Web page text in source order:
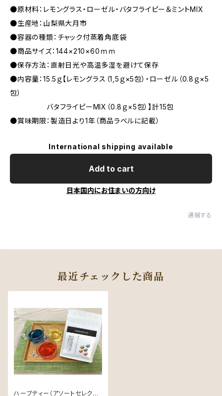
●原材料：レモングラス・ローゼル・バタフライピー＆ミントMIX
●生産地：山梨県大月市
●容器の種類：チャック付蒸着角底袋
●商品サイズ：144×210×60ｍｍ
●保存方法：直射日光や高温多湿を避けて保存
●内容量：15.5ｇ【レモングラス（1,5ｇ×5包）・ローゼル（0.8ｇ×5
包）
バタフライピーMIX（0.8ｇ×5包）】計15包
●賞味期限：製造日より1年（商品ラベルに記載）
International shipping available
Add to cart
日本国内にお住まいの方向け
通報する
最近チェックした商品
ハーブティー（アソートセレクシ